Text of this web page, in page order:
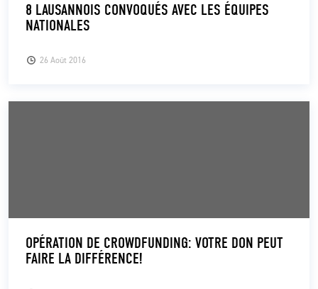
26 Août 2016
8 LAUSANNOIS CONVOQUÉS AVEC LES ÉQUIPES
NATIONALES
OPÉRATION DE CROWDFUNDING: VOTRE DON PEUT
FAIRE LA DIFFÉRENCE!